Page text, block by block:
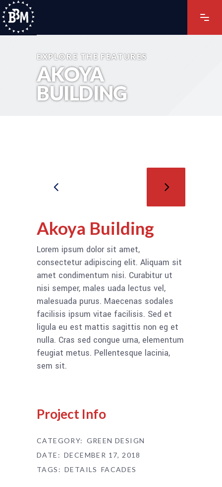
EXPLORE THE FEATURES
AKOYA
BUILDING
Akoya Building
Lorem ipsum dolor sit amet,
consectetur adipiscing elit. Aliquam sit
amet condimentum nisi. Curabitur ut
nisi semper, males uada lectus vel,
malesuada purus. Maecenas sodales
facilisis ipsum vitae facilisis. Sed et
ligula eu est mattis sagittis non eg et
nulla. Cras sed congue urna, elementum
feugiat metus. Pellentesque lacinia,
sem sit.
Project Info
CATEGORY: GREEN DESIGN
DATE: DECEMBER 17, 2018
TAGS: DETAILS FACADES